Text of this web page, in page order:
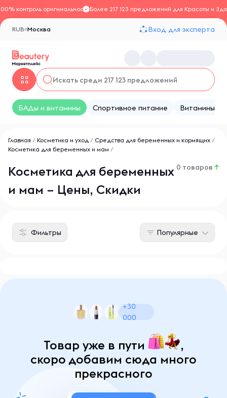
контроль оригинальностиБолее 217 123 предложений для Красоты и
Москва
RUB Вход для эксперта
БАДы и витамины Спортивное питание Витамины
Главная / Косметика и уход / Средства для беременных и кормящих /
Косметика для беременных и мам /
Косметика для беременных
и мам – Цены, Скидки
0 товаров ↑
Фильтры Популярные
+30
000
Товар уже в пути
,
скоро добавим сюда много
прекрасного